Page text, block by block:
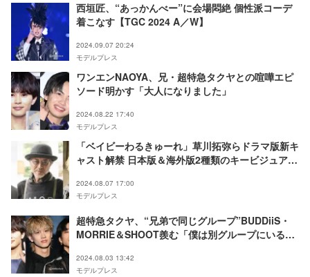
西垣匠、“あっかんべー”に会場悶絶 個性派コーデ
着こなす【TGC 2024 A／W】
2024.09.07 20:24
モデルプレス
ワンエンNAOYA、兄・超特急タクヤとの喧嘩エピ
ソード明かす「大人になりました」
2024.08.22 17:40
モデルプレス
「ベイビーわるきゅーれ」草川拓弥らドラマ版新キ
ャスト解禁 日本版＆海外版2種類のキービジュアル
2024.08.07 17:00
モデルプレス
超特急タクヤ、“兄弟で同じグループ”BUDDiiS・
MORRIE＆SHOOT羨む「僕は別グループにいるん
2024.08.03 13:42
モデルプレス